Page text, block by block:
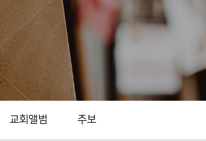
교회앨범 주보